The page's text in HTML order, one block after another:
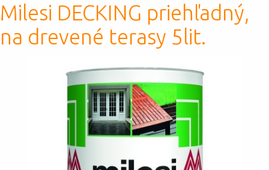
Milesi DECKING priehľadný,
na drevené terasy 5lit.